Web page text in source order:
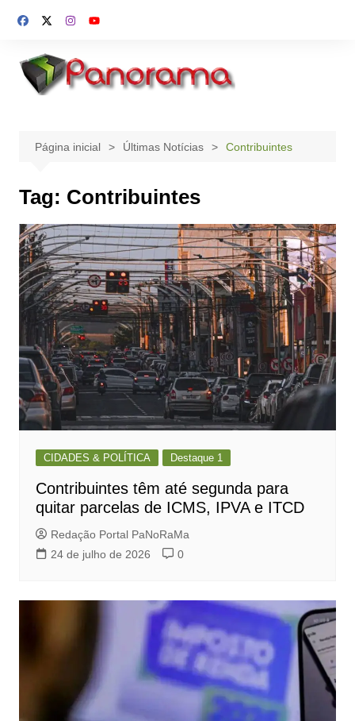
para
conteúdo
Página inicial Últimas Notícias Contribuintes
Tag: Contribuintes
CIDADES & POLÍTICA Destaque 1
Contribuintes têm até segunda para
quitar parcelas de ICMS, IPVA e ITCD
Redação Portal PaNoRaMa
24 de julho de 2026
0